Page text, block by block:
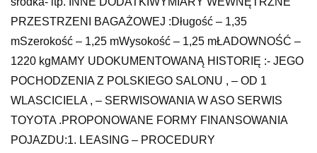
PRZESTRZENI BAGAŻOWEJ :Długość – 1,35
mSzerokość – 1,25 mWysokość – 1,25 mŁADOWNOŚĆ –
1220 kgMAMY UDOKUMENTOWANĄ HISTORIĘ :- JEGO
POCHODZENIA Z POLSKIEGO SALONU , – OD 1
WLASCICIELA , – SERWISOWANIA W ASO SERWIS
TOYOTA .PROPONOWANE FORMY FINANSOWANIA
POJAZDU:1. LEASING – PROCEDURY